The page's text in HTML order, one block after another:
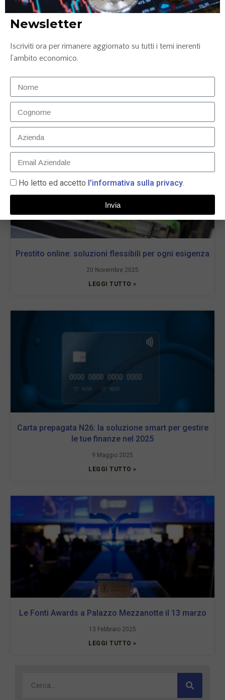
turbolenze sui mercati finanziari. Gli investitori, che
hanno anticipato una politica monetaria più
accomodante, potrebbero reagire negativamente,
influenzando i prezzi delle azioni e delle obbligazioni.
News correlate...
Prestito online: soluzioni flessibili per ogni esigenza
20 Novembre 2025
LEGGI TUTTO »
Carta prepagata N26: la soluzione smart per gestire
le tue finanze nel 2025
9 Maggio 2025
LEGGI TUTTO »
Le Fonti Awards a Palazzo Mezzanotte il 13 marzo
13 Febbraio 2025
LEGGI TUTTO »
Newsletter
Iscriviti ora per rimanere aggiornato su tutti i temi inerenti
l’ambito economico.
Ho letto ed accetto l'informativa sulla privacy.
Invia